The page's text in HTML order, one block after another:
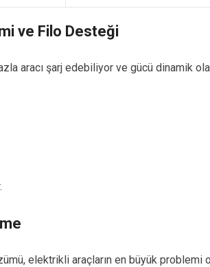
ve Filo Desteği
aracı şarj edebiliyor ve gücü dinamik
elektrikli araçların en büyük problemi